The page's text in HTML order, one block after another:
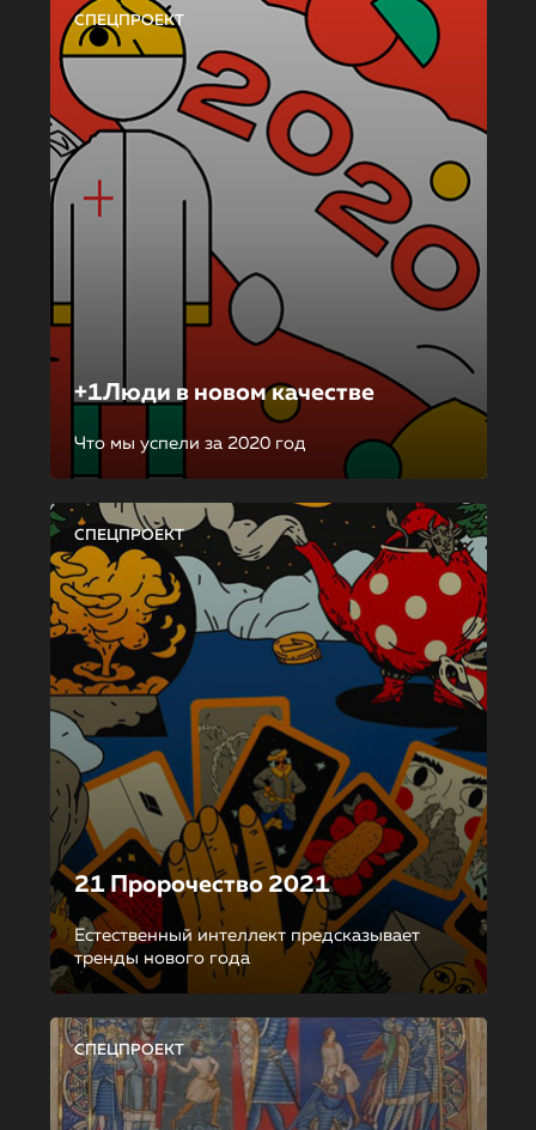
СПЕЦПРОЕКТ
+1Люди в новом качестве
Что мы успели за 2020 год
СПЕЦПРОЕКТ
21 Пророчество 2021
Естественный интеллект предсказывает
тренды нового года
СПЕЦПРОЕКТ